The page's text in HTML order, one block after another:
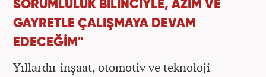
SORUMLULUK BİLİNCİYLE, AZİM VE
GAYRETLE ÇALIŞMAYA DEVAM
EDECEĞİM"
Yıllardır inşaat, otomotiv ve teknoloji